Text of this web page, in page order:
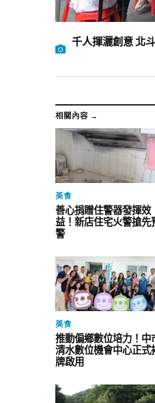
千人揮灑創意 北
相關內容 →
美食
善心捐贈住警器發揮效
益！新店住宅火警搶先
警
美食
推動偏鄉數位培力！中
清水數位機會中心正式
牌啟用